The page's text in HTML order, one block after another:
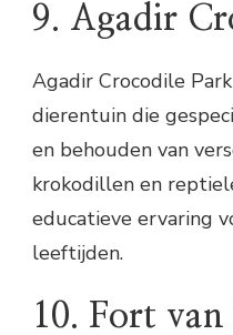
9. Agadir
Agadir Crocodile
dierentuin die
en behouden van
krokodillen en
educatieve ervaring
leeftijden.
10. Fort